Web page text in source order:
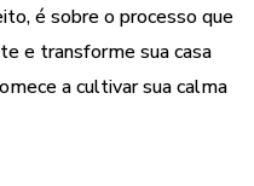
uma forma de
silenciar o ruído digital,
a calma que você
é sobre o processo que
e transforme sua casa
a cultivar sua calma